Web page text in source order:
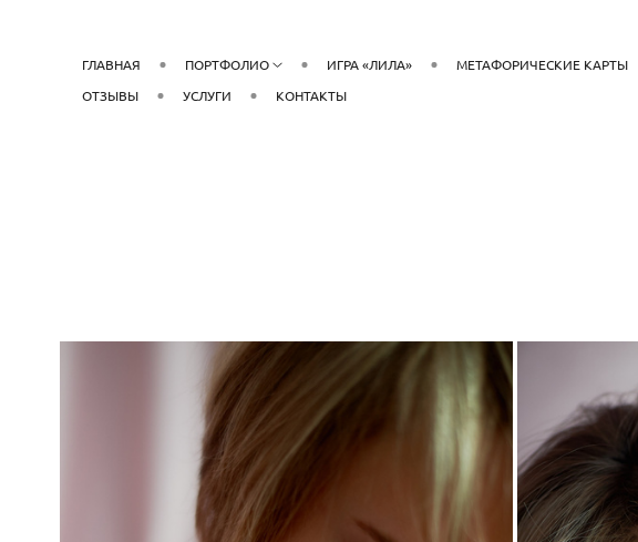
ГЛАВНАЯ ПОРТФОЛИО ИГРА «ЛИЛА» МЕТАФОРИЧЕСКИЕ КАРТЫ
ОТЗЫВЫ
УСЛУГИ КОНТАКТЫ